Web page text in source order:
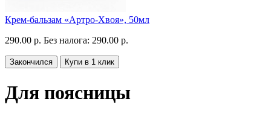
Крем-бальзам «Артро-Хвоя», 50мл
290.00 р. Без налога: 290.00 р.
Закончился Купи в 1 клик
Для поясницы